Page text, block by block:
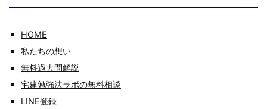
HOME
私たちの想い
無料過去問解説
宅建勉強法ラボの無料相談
LINE登録